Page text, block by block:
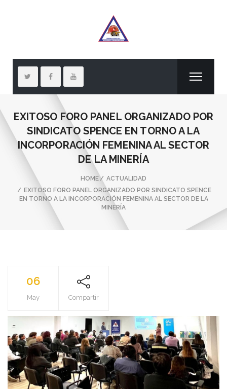
EXITOSO FORO PANEL ORGANIZADO POR
SINDICATO SPENCE EN TORNO A LA
INCORPORACIÓN FEMENINA AL SECTOR
DE LA MINERÍA
HOME
ACTUALIDAD
EXITOSO FORO PANEL ORGANIZADO POR SINDICATO SPENCE
EN TORNO A LA INCORPORACIÓN FEMENINA AL SECTOR DE LA
MINERÍA
06
May Compartir